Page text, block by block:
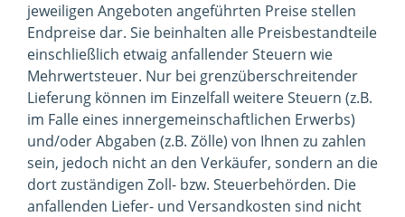
jeweiligen Angeboten angeführten Preise stellen
Endpreise dar. Sie beinhalten alle Preisbestandteile
einschließlich etwaig anfallender Steuern wie
Mehrwertsteuer. Nur bei grenzüberschreitender
Lieferung können im Einzelfall weitere Steuern (z.B.
im Falle eines innergemeinschaftlichen Erwerbs)
und/oder Abgaben (z.B. Zölle) von Ihnen zu zahlen
sein, jedoch nicht an den Verkäufer, sondern an die
dort zuständigen Zoll- bzw. Steuerbehörden. Die
anfallenden Liefer- und Versandkosten sind nicht